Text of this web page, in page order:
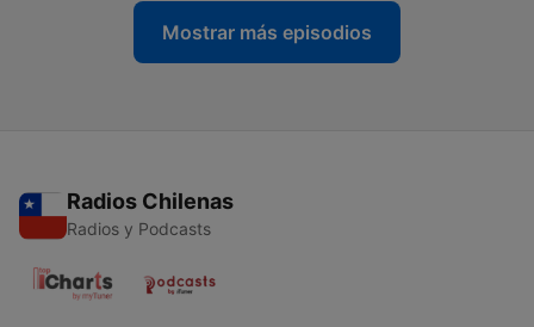
Mostrar más episodios
Radios Chilenas
Radios y Podcasts